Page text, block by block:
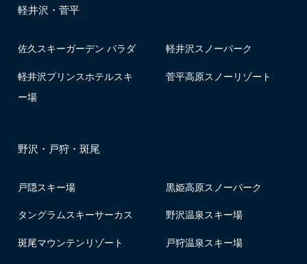
軽井沢・菅平
佐久スキーガーデン パラダ 軽井沢スノーパーク
軽井沢プリンスホテルスキ
ー場
菅平高原スノーリゾート
野沢・戸狩・斑尾
戸隠スキー場 黒姫高原スノーパーク
タングラムスキーサーカス 野沢温泉スキー場
斑尾マウンテンリゾート 戸狩温泉スキー場